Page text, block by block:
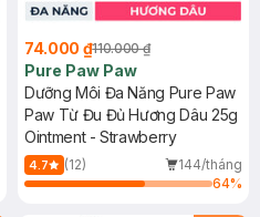
74.000 ₫110.000 ₫
Pure Paw Paw
Dưỡng Môi Đa Năng Pure Paw
Paw Từ Đu Đủ Hương Dâu 25g
Ointment - Strawberry
4.7 (12)
144/tháng
64%